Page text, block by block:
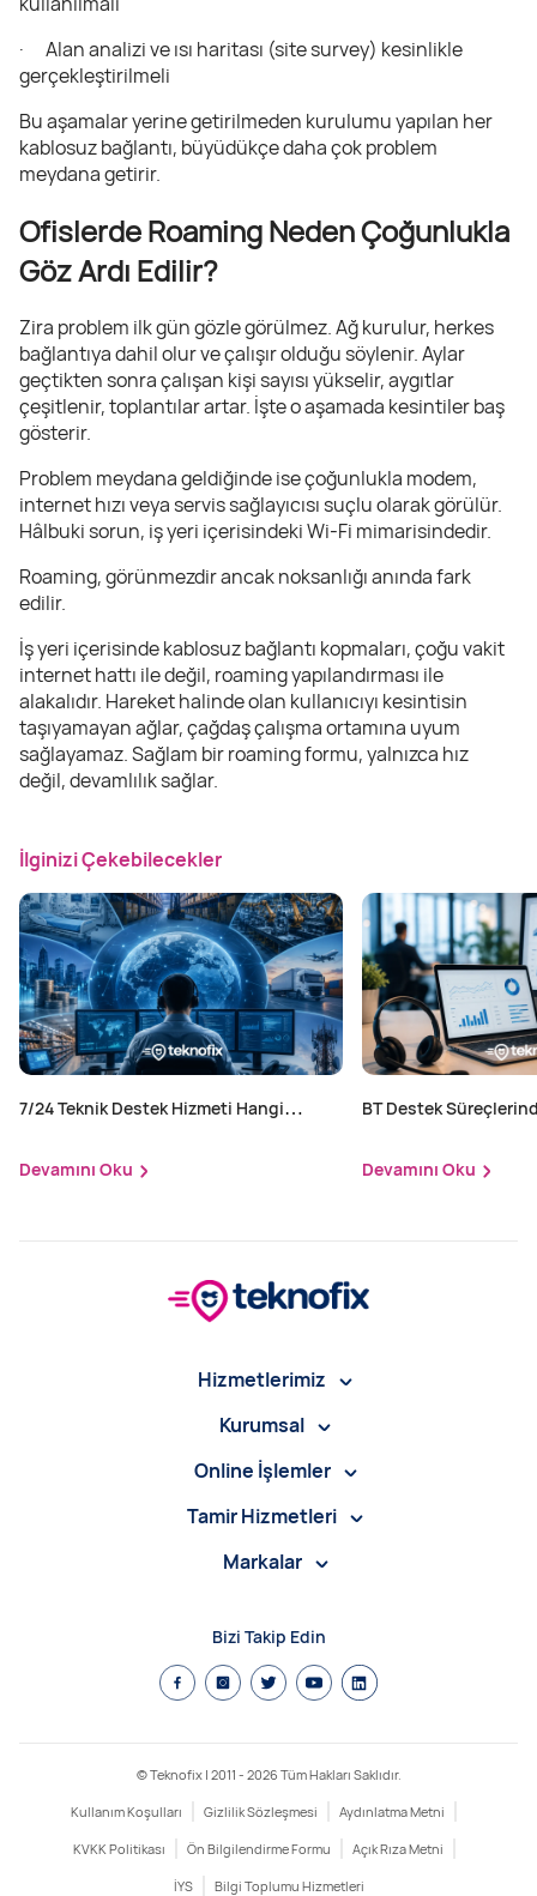
· Alan analizi ve ısı haritası (site survey) kesinlikle
gerçekleştirilmeli
Bu aşamalar yerine getirilmeden kurulumu yapılan her
kablosuz bağlantı, büyüdükçe daha çok problem
meydana getirir.
Ofislerde Roaming Neden Çoğunlukla
Göz Ardı Edilir?
Zira problem ilk gün gözle görülmez. Ağ kurulur, herkes
bağlantıya dahil olur ve çalışır olduğu söylenir. Aylar
geçtikten sonra çalışan kişi sayısı yükselir, aygıtlar
çeşitlenir, toplantılar artar. İşte o aşamada kesintiler baş
gösterir.
Problem meydana geldiğinde ise çoğunlukla modem,
internet hızı veya servis sağlayıcısı suçlu olarak görülür.
Hâlbuki sorun, iş yeri içerisindeki Wi-Fi mimarisindedir.
Roaming, görünmezdir ancak noksanlığı anında fark
edilir.
İş yeri içerisinde kablosuz bağlantı kopmaları, çoğu vakit
internet hattı ile değil, roaming yapılandırması ile
alakalıdır. Hareket halinde olan kullanıcıyı kesintisin
taşıyamayan ağlar, çağdaş çalışma ortamına uyum
sağlayamaz. Sağlam bir roaming formu, yalnızca hız
değil, devamlılık sağlar.
İlginizi Çekebilecekler
7/24 Teknik Destek Hizmeti Hangi
Devamını Oku
BT Destek
Devamını Oku
Hizmetlerimiz
Kurumsal
Online İşlemler
Tamir Hizmetleri
Markalar
Bizi Takip Edin
© Teknofix | 2011 - 2026 Tüm Hakları Saklıdır.
Kullanım Koşulları Gizlilik Sözleşmesi Aydınlatma Metni
KVKK Politikası Ön Bilgilendirme Formu Açık Rıza Metni
İYS Bilgi Toplumu Hizmetleri